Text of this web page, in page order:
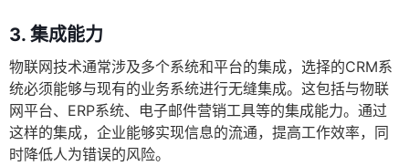
3. 集成能力
物联网技术通常涉及多个系统和平台的集成，选择的CRM系
统必须能够与现有的业务系统进行无缝集成。这包括与物联
网平台、ERP系统、电子邮件营销工具等的集成能力。通过
这样的集成，企业能够实现信息的流通，提高工作效率，同
时降低人为错误的风险。